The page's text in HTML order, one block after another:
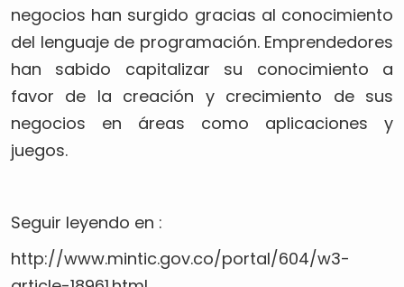
negocios han surgido gracias al conocimiento
del lenguaje de programación. Emprendedores
han sabido capitalizar su conocimiento a
favor de la creación y crecimiento de sus
negocios en áreas como aplicaciones y
juegos.
Seguir leyendo en :
http://www.mintic.gov.co/portal/604/w3-